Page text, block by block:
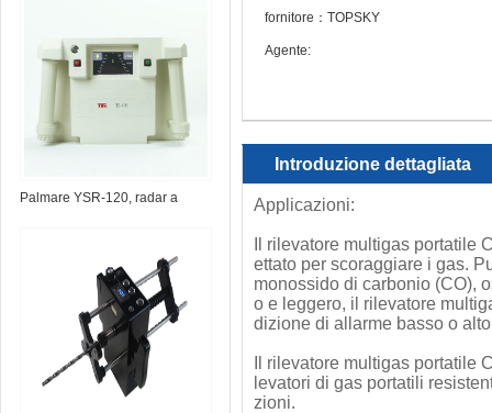
Palmare YSR-120, radar a
fornitore：TOPSKY
Agente:
Introduzione dettagliata
Applicazioni:
Il rilevatore multigas portatile
ettato per scoraggiare i gas.
monossido di carbonio (CO),
o e leggero, il rilevatore
dizione di allarme basso o
Il rilevatore multigas
levatori di gas portatili
zioni.